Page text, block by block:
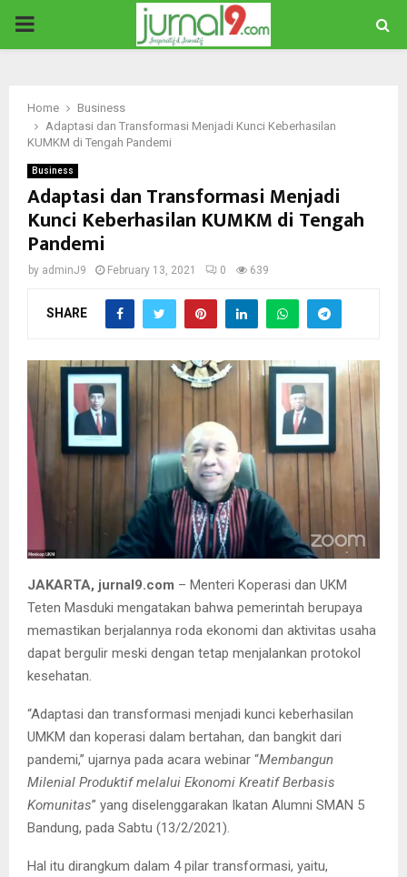
PRIMARY
Home
Business
Adaptasi dan Transformasi Menjadi Kunci Keberhasilan
KUMKM di Tengah Pandemi
Business
Adaptasi dan Transformasi Menjadi
Kunci Keberhasilan KUMKM di Tengah
Pandemi
by adminJ9 February 13, 2021 0 639
SHARE
JAKARTA, jurnal9.com – Menteri Koperasi dan UKM
Teten Masduki mengatakan bahwa pemerintah berupaya
memastikan berjalannya roda ekonomi dan aktivitas usaha
dapat bergulir meski dengan tetap menjalankan protokol
kesehatan.
“Adaptasi dan transformasi menjadi kunci keberhasilan
UMKM dan koperasi dalam bertahan, dan bangkit dari
pandemi,” ujarnya pada acara webinar “Membangun
Milenial Produktif melalui Ekonomi Kreatif Berbasis
Komunitas” yang diselenggarakan Ikatan Alumni SMAN 5
Bandung, pada Sabtu (13/2/2021).
Hal itu dirangkum dalam 4 pilar transformasi, yaitu,